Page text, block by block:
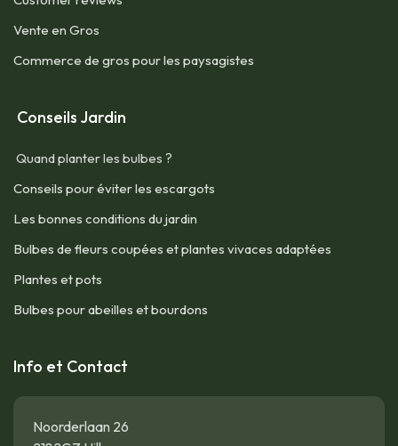
Vente en Gros
Commerce de gros pour les paysagistes
Conseils Jardin
Quand planter les bulbes ?
Conseils pour éviter les escargots
Les bonnes conditions du jardin
Bulbes de fleurs coupées et plantes vivaces adaptées
Plantes et pots
Bulbes pour abeilles et bourdons
Info et Contact
Noorderlaan 26